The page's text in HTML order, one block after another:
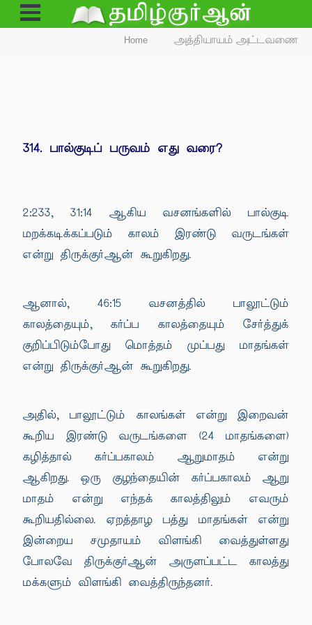
Open
Menu
Home அத்தியாயம் அட்டவணை
314. பால்குடிப் பருவம் எது வரை?
2:233, 31:14 ஆகிய வசனங்களில் பால்குடி
மறக்கடிக்கப்படும் காலம் இரண்டு வருடங்கள்
என்று திருக்குர்ஆன் கூறுகிறது.
ஆனால், 46:15 வசனத்தில் பாலூட்டும்
காலத்தையும், கர்ப்ப காலத்தையும் சேர்த்துக்
குறிப்பிடும்போது மொத்தம் முப்பது மாதங்கள்
என்று திருக்குர்ஆன் கூறுகிறது.
அதில், பாலூட்டும் காலங்கள் என்று இறைவன்
கூறிய இரண்டு வருடங்களை (24 மாதங்களை)
கழித்தால் கர்ப்பகாலம் ஆறுமாதம் என்று
ஆகிறது. ஒரு குழந்தையின் கர்ப்பகாலம் ஆறு
மாதம் என்று எந்தக் காலத்திலும் எவரும்
கூறியதில்லை. ஏறத்தாழ பத்து மாதங்கள் என்று
இன்றைய சமுதாயம் விளங்கி வைத்துள்ளது
போலவே திருக்குர்ஆன் அருளப்பட்ட காலத்து
மக்களும் விளங்கி வைத்திருந்தனர்.